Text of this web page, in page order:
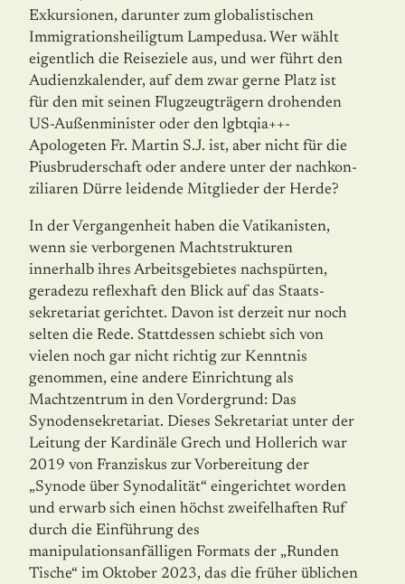
Exkursionen, darunter zum globalistischen
Immigrationsheiligtum Lampedusa. Wer wählt
eigentlich die Reise­ziele aus, und wer führt den
Audienzkalender, auf dem zwar gerne Platz ist
für den mit seinen Flugzeugträgern drohenden
US-Außenminister oder den lgbtqia++-
Apologeten Fr. Martin S.J. ist, aber nicht für die
Piusbruderschaft oder andere unter der nachkon­
ziliaren Dürre leidende Mitglieder der Herde?
In der Vergangenheit haben die Vatikanisten,
wenn sie verborgenen Machtstrukturen
innerhalb ihres Arbeitsgebietes nachspürten,
geradezu reflexhaft den Blick auf das Staats­
sekretariat gerichtet. Davon ist derzeit nur noch
selten die Rede. Stattdessen schiebt sich von
vielen noch gar nicht richtig zur Kenntnis
genommen, eine andere Ein­richtung als
Machtzentrum in den Vordergrund: Das
Synodensekretariat. Dieses Sekre­tariat unter der
Leitung der Kardinäle Grech und Hollerich war
2019 von Franziskus zur Vorbereitung der
„Synode über Synodalität“ eingerichtet worden
und erwarb sich einen höchst zweifelhaften Ruf
durch die Einführung des
manipulationsanfälligen Formats der „Runden
Tische“ im Oktober 2023, das die früher üblichen